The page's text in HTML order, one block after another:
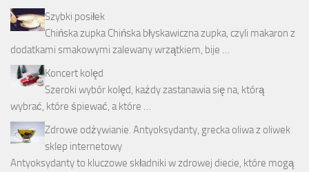
Szybki posiłek
Chińska zupka Chińska błyskawiczna zupka, czyli makaron z
dodatkami smakowymi zalewany wrzątkiem, bije …
Koncert kolęd
Szeroki wybór kolęd, każdy zastanawia się na, którą
wybrać, które śpiewać, a które …
Zdrowe odżywianie. Antyoksydanty, grecka oliwa z oliwek
sklep internetowy
Antyoksydanty to kluczowe składniki w zdrowej diecie, które mogą